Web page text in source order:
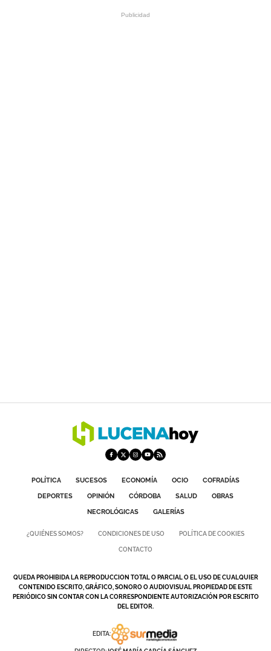
POLÍTICA SUCESOS ECONOMÍA OCIO
COFRADÍAS
DEPORTES
OPINIÓN CÓRDOBA SALUD
OBRAS
NECROLÓGICAS
GALERÍAS
¿QUIÉNES SOMOS? CONDICIONES DE USO POLÍTICA DE COOKIES
CONTACTO
QUEDA PROHIBIDA LA REPRODUCCION TOTAL O PARCIAL O EL USO DE CUALQUIER
CONTENIDO ESCRITO, GRÁFICO, SONORO O AUDIOVISUAL PROPIEDAD DE ESTE
PERIÓDICO SIN CONTAR CON LA CORRESPONDIENTE AUTORIZACIÓN POR ESCRITO
DEL EDITOR.
EDITA: